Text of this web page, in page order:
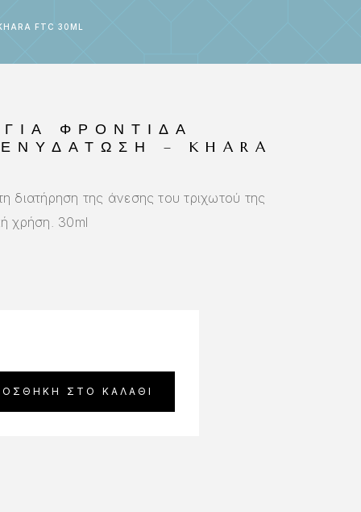
FTC 30ML
ΦΡΟΝΤΊΔΑ
– KHARA
διατήρηση της άνεσης του τριχωτού της
χρήση. 30ml
ΣΤΟ ΚΑΛΆΘΙ